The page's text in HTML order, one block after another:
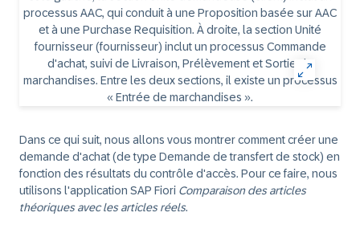
Dans ce qui suit, nous allons vous montrer comment créer une
demande d'achat (de type Demande de transfert de stock) en
fonction des résultats du contrôle d'accès. Pour ce faire, nous
utilisons l'application SAP Fiori Comparaison des articles
théoriques avec les articles réels.